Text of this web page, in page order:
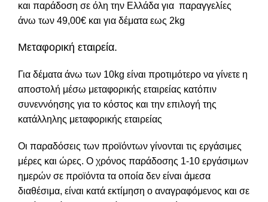
και παράδοση σε όλη την Ελλάδα για παραγγελίες
άνω των 49,00€ και για δέματα εως 2kg
Μεταφορική εταιρεία.
Για δέματα άνω των 10kg είναι προτιμότερο να γίνετε η
αποστολή μέσω μεταφορικής εταιρείας κατόπιν
συνεννόησης για το κόστος και την επιλογή της
κατάλληλης μεταφορικής εταιρείας
Οι παραδόσεις των προϊόντων γίνονται τις εργάσιμες
μέρες και ώρες. Ο χρόνος παράδοσης 1-10 εργάσιμων
ημερών σε προϊόντα τα οποία δεν είναι άμεσα
διαθέσιμα, είναι κατά εκτίμηση ο αναγραφόμενος και σε